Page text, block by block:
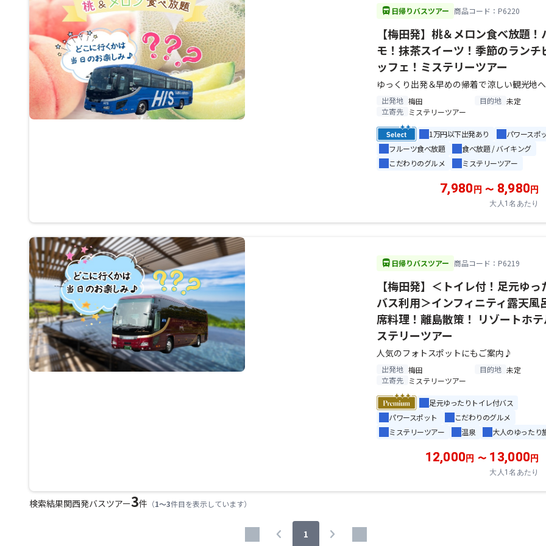
directions_bus 日帰りバスツアー 商品コード：P6220
【梅田発】桃＆メロン食べ放題！
モ！抹茶スイーツ！季節のランチ
ッフェ！ミステリーツアー
ゆっくり出発＆早めの帰着で涼しい観光地へ
出発地 梅田 目的地 未定
立寄先 ミステリーツアー
1万円以下出発あり
パワースポ
フルーツ食べ放題
食べ放題 / バイキング
こだわりのグルメ
ミステリーツアー
7,980円 〜 8,980円
大人1名あたり
directions_bus 日帰りバスツアー 商品コード：P6219
【梅田発】＜トイレ付！足元ゆっ
バス利用＞インフィニティ露天風
席料理！離島散策！ リゾートホテ
ステリーツアー
人気のフォトスポットにもご案内♪
出発地 梅田 目的地 未定
立寄先 ミステリーツアー
足元ゆったりトイレ付バス
パワースポット
こだわりのグルメ
ミステリーツアー
温泉 大人のゆったり
12,000円 〜 13,000円
大人1名あたり
検索結果関西発バスツアー3件 （1～3件目を表示しています）
chevron_left 1 chevron_right